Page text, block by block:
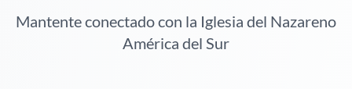
Mantente conectado con la Iglesia del Nazareno
América del Sur